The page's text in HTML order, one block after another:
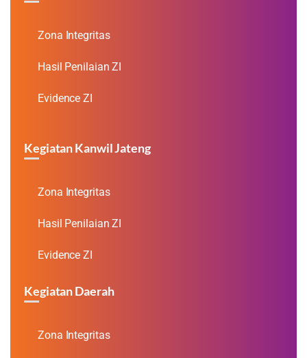
Zona Integritas
Hasil Penilaian ZI
Evidence ZI
Kegiatan Kanwil Jateng
Zona Integritas
Hasil Penilaian ZI
Evidence ZI
Kegiatan Daerah
Zona Integritas